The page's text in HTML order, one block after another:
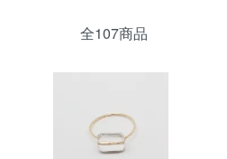
全107商品